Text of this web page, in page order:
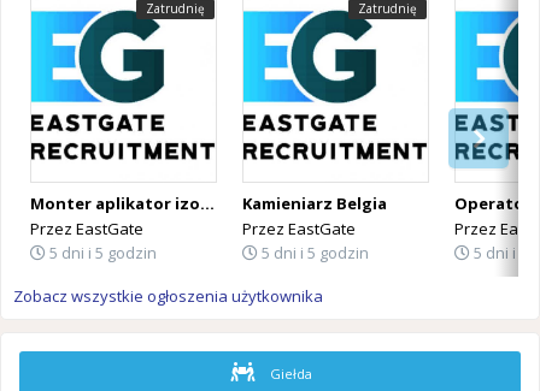
Zatrudnię
Monter aplikator izolacji PUR Belgia
Przez EastGate
5 dni i 5 godzin
Zatrudnię
Kamieniarz Belgia
Przez EastGate
5 dni i 5 godzin
Przez
5 dni i 5
Zobacz wszystkie ogłoszenia użytkownika
Giełda